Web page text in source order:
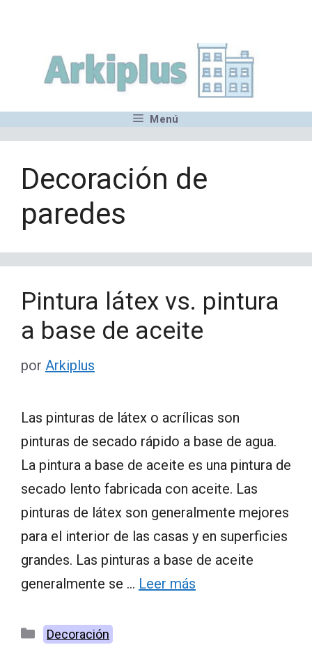
contenido
Menú
Decoración de
paredes
Pintura látex vs. pintura
a base de aceite
por Arkiplus
Las pinturas de látex o acrílicas son
pinturas de secado rápido a base de agua.
La pintura a base de aceite es una pintura de
secado lento fabricada con aceite. Las
pinturas de látex son generalmente mejores
para el interior de las casas y en superficies
grandes. Las pinturas a base de aceite
generalmente se … Leer más
Categorías
Decoración